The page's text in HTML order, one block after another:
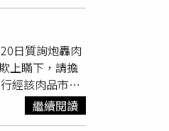
床毒物中心主
非洲豬瘟目前
、節肢動物、
疫苗施打，不
內豬肉供應調
到成品銷售一
作效率和產
揮所，聽取災
商表達感謝之
合作業，動員
日質詢炮轟肉
上瞞下，請擔
經該肉品市場
，到肉品市場
禽畜屍體去化
繼續閱讀